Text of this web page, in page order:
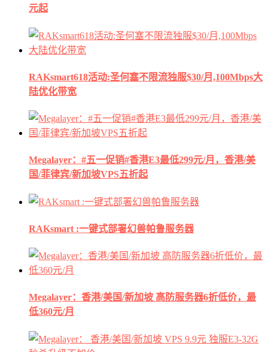
元起
RAKsmart618活动:圣何塞不限流独服$30/月,100Mbps大
陆优化带宽
Megalayer：#五一促销#香港E3最低299元/月，香港/美
国/菲律宾/新加坡VPS五折起
RAKsmart :一键式部署幻兽帕鲁服务器
Megalayer：香港/美国/新加坡 高防服务器6折低价，最
低360元/月